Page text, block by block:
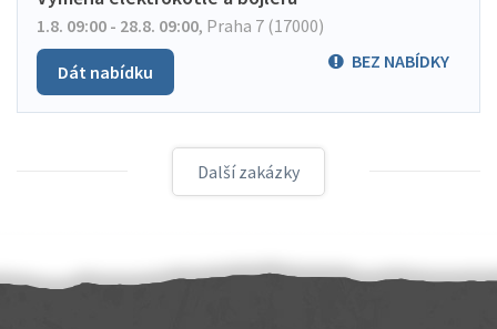
1.8. 09:00 - 28.8. 09:00, Praha 7 (17000)
BEZ NABÍDKY
Dát nabídku
Další zakázky